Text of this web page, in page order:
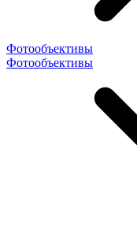
Фотообъективы
Фотообъективы